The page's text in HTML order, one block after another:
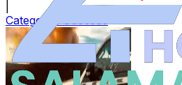
Categoría: